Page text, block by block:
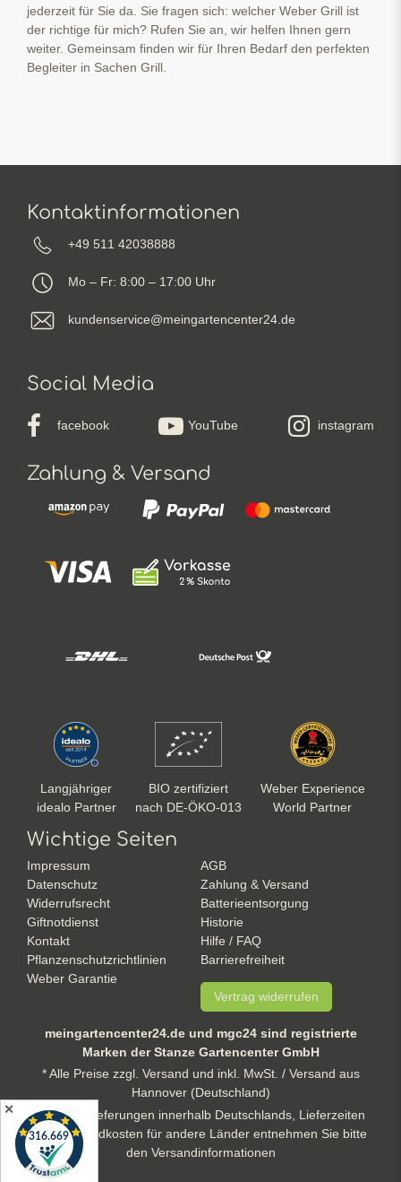
jederzeit für Sie da. Sie fragen sich: welcher Weber Grill ist
der richtige für mich? Rufen Sie an, wir helfen Ihnen gern
weiter. Gemeinsam finden wir für Ihren Bedarf den perfekten
Begleiter in Sachen Grill.
Kontaktinformationen
+49 511 42038888
Mo – Fr: 8:00 – 17:00 Uhr
kundenservice@meingartencenter24.de
Social Media
facebook YouTube instagram
Zahlung & Versand
Langjähriger
idealo Partner
BIO zertifiziert
nach DE-ÖKO-013
Weber Experience
World Partner
Wichtige Seiten
Impressum
AGB
Datenschutz
Zahlung & Versand
Widerrufsrecht
Batterieentsorgung
Giftnotdienst
Historie
Kontakt
Hilfe / FAQ
Pflanzenschutzrichtlinien
Barrierefreiheit
Weber Garantie
Vertrag widerrufen
meingartencenter24.de und mgc24 sind registrierte
Marken der Stanze Gartencenter GmbH
* Alle Preise zzgl. Versand und inkl. MwSt. / Versand aus
Hannover (Deutschland)
** gilt für Lieferungen innerhalb Deutschlands, Lieferzeiten
und Versandkosten für andere Länder entnehmen Sie bitte
den Versandinformationen
✕